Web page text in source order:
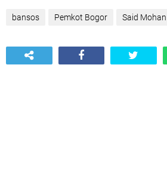
bansos Pemkot Bogor Said Mohan